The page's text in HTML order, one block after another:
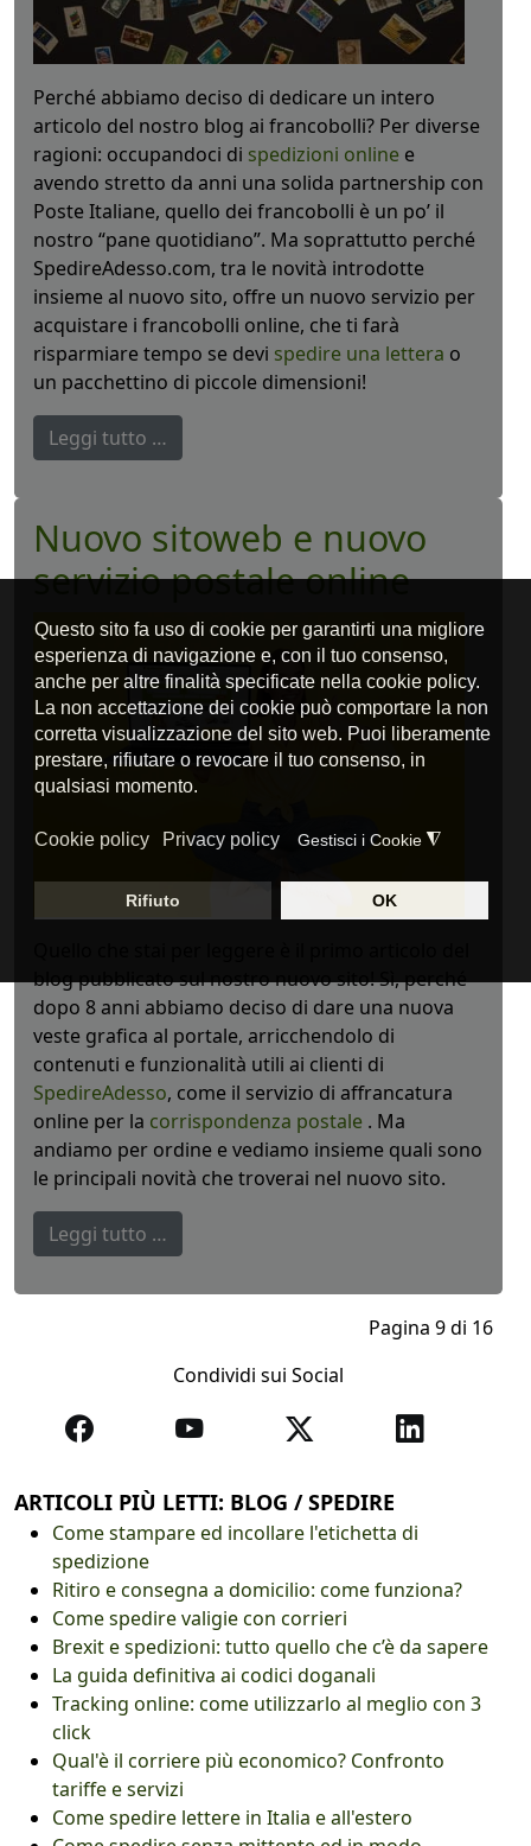
Perché abbiamo deciso di dedicare un intero
articolo del nostro blog ai francobolli? Per diverse
ragioni: occupandoci di spedizioni online e
avendo stretto da anni una solida partnership con
Poste Italiane, quello dei francobolli è un po’ il
nostro “pane quotidiano”. Ma soprattutto perché
SpedireAdesso.com, tra le novità introdotte
insieme al nuovo sito, offre un nuovo servizio per
acquistare i francobolli online, che ti farà
risparmiare tempo se devi spedire una lettera o
un pacchettino di piccole dimensioni!
Leggi tutto …
Nuovo sitoweb e nuovo
servizio postale online
blog pubblicato sul nostro nuovo sito! Sì, perché
dopo 8 anni abbiamo deciso di dare una nuova
veste grafica al portale, arricchendolo di
contenuti e funzionalità utili ai clienti di
SpedireAdesso, come il servizio di affrancatura
online per la corrispondenza postale . Ma
andiamo per ordine e vediamo insieme quali sono
le principali novità che troverai nel nuovo sito.
Leggi tutto …
Pagina 9 di 16
Condividi sui Social
ARTICOLI PIÙ LETTI: BLOG / SPEDIRE
Come stampare ed incollare l'etichetta di
spedizione
Ritiro e consegna a domicilio: come funziona?
Come spedire valigie con corrieri
Brexit e spedizioni: tutto quello che c’è da sapere
La guida definitiva ai codici doganali
Tracking online: come utilizzarlo al meglio con 3
click
Qual'è il corriere più economico? Confronto
tariffe e servizi
Come spedire lettere in Italia e all'estero